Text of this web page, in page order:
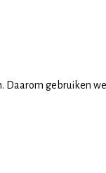
gebruiken